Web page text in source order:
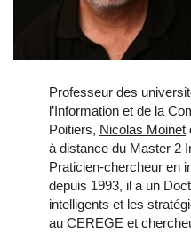
Professeur des
l’Information et de la
Poitiers, Nicolas Moinet
à distance du Master 2
Praticien-chercheur en
depuis 1993, il a un
intelligents et les
au CEREGE et